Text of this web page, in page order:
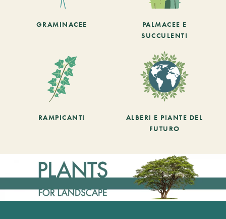
GRAMINACEE
PALMACEE E
SUCCULENTI
RAMPICANTI
ALBERI E PIANTE DEL
FUTURO